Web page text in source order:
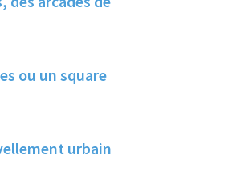
ou un square
urbain